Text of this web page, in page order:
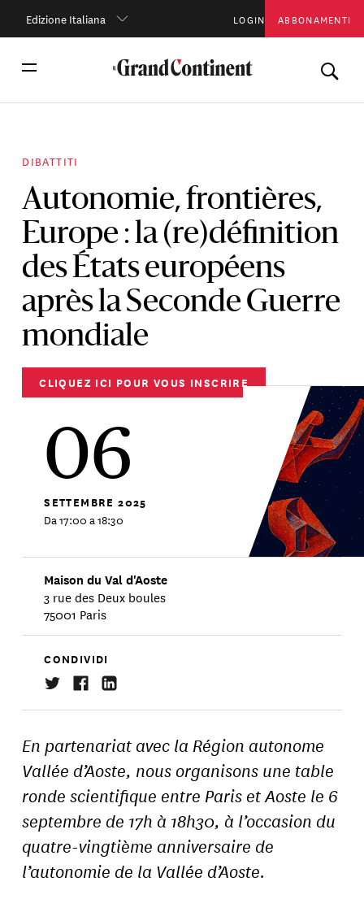
Edizione Italiana LOGIN ABBONAMENTI
DIBATTITI
Autonomie, frontières,
Europe : la (re)définition
des États européens
après la Seconde Guerre
mondiale
CLIQUEZ ICI POUR VOUS INSCRIRE
06
SETTEMBRE 2025
Da 17:00 a 18:30
Maison du Val d'Aoste
3 rue des Deux boules
75001 Paris
CONDIVIDI
En partenariat avec la Région autonome
Vallée d’Aoste, nous organisons une table
ronde scientifique entre Paris et Aoste le 6
septembre de 17h à 18h30, à l’occasion du
quatre-vingtième anniversaire de
l’autonomie de la Vallée d’Aoste.